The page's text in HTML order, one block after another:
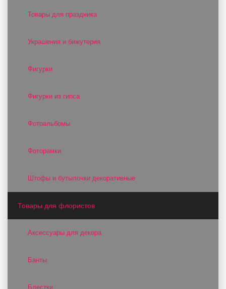
Товары для праздника
Украшения и бижутерия
Фигурки
Фигурки из гипса
Фотоальбомы
Фоторамки
Штофы и бутылочки декоративные
Товары для флористов
Аксессуары для декора
Банты
Блестки